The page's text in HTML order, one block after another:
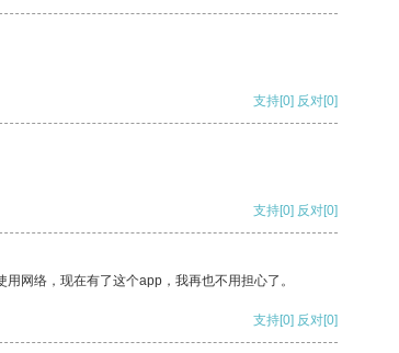
支持[0] 反对[0]
支持[0] 反对[0]
网络，现在有了这个app，我再也不用担心了。
支持[0] 反对[0]